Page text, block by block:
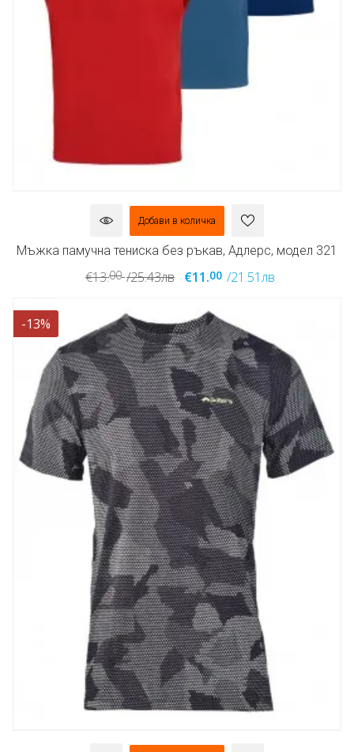
Добави в количка
Мъжка памучна тениска без ръкав, Адлерс, модел 321
€13.00 /25.43лв €11.00 /21.51лв
-13%